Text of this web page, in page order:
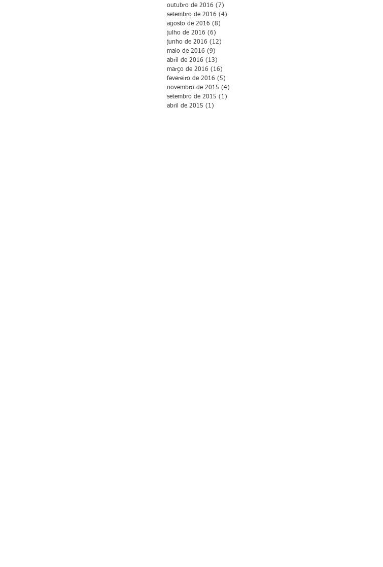
outubro de 2016 (7)
setembro de 2016 (4)
agosto de 2016 (8)
julho de 2016 (6)
junho de 2016 (12)
maio de 2016 (9)
abril de 2016 (13)
março de 2016 (16)
fevereiro de 2016 (5)
novembro de 2015 (4)
setembro de 2015 (1)
abril de 2015 (1)